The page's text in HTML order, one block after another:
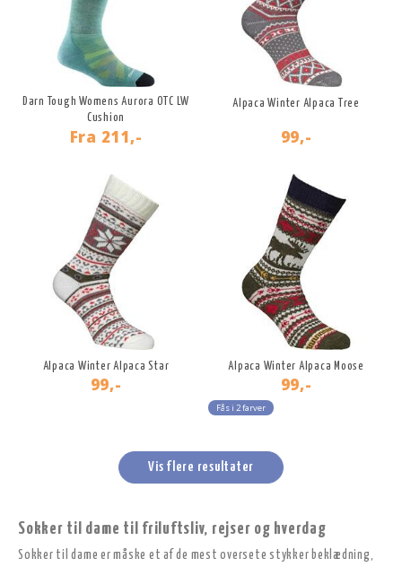
Darn Tough Womens Aurora OTC LW
Cushion
Fra 211,-
Alpaca Winter Alpaca Tree
99,-
Alpaca Winter Alpaca Star
99,-
Alpaca Winter Alpaca Moose
99,-
Fås i 2 farver
Vis flere resultater
Sokker til dame til friluftsliv, rejser og hverdag
Sokker til dame er måske et af de mest oversete stykker beklædning,